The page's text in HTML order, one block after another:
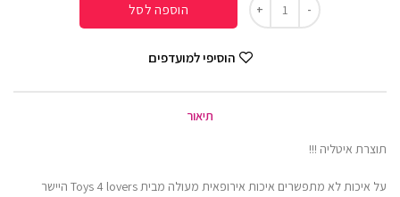
הוספה לסל
הוסיפי למועדפים
תיאור
תוצרת איטליה !!!
על איכות לא מתפשרים איכות אירופאית מעולה מבית Toys 4 lovers היישר